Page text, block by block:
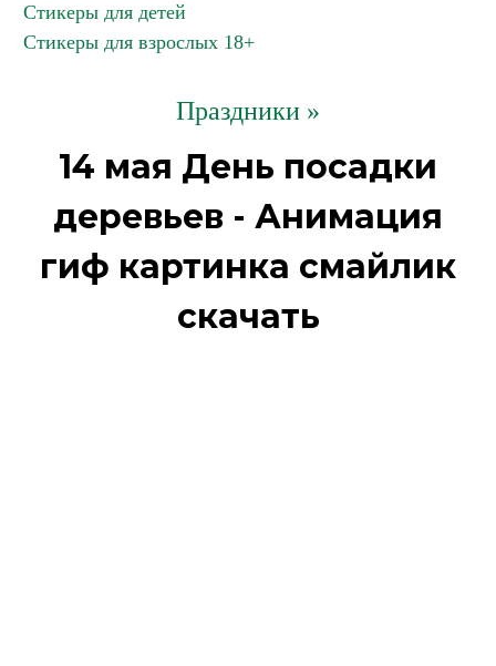
Стикеры для детей
Стикеры для взрослых 18+
Праздники »
14 мая День посадки
деревьев - Анимация
гиф картинка смайлик
скачать